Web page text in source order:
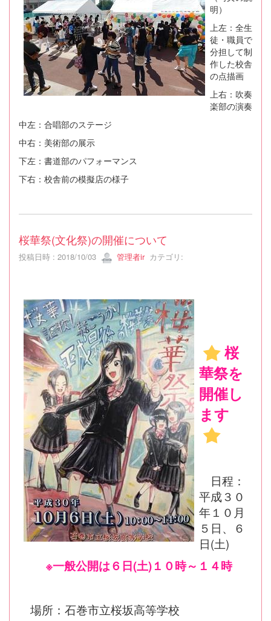
明）
上左：全生
徒・職員で
分担して制
作した校舎
の点描画
上右：吹奏
楽部の演奏
中左：合唱部のステージ
中右：美術部の展示
下左：書道部のパフォーマンス
下右：校舎前の模擬店の様子
桜華祭(文化祭)の開催について
投稿日時 : 2018/10/03 管理者irカテゴリ:
桜
華祭を
開催し
ます
日程：
平成３０
年１０月
５日、６
日(土)
※一般公開は６日(土)１０時～１４時
場所：石巻市立桜坂高等学校